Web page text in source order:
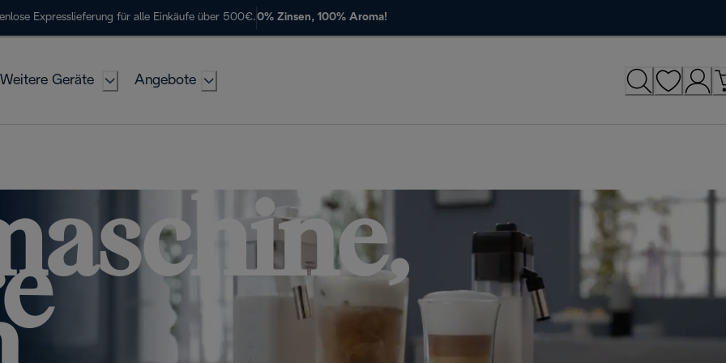
Expresslieferung für alle Einkäufe über 500€.0% Zinsen, 100% Aroma!
Weitere Geräte Angebote